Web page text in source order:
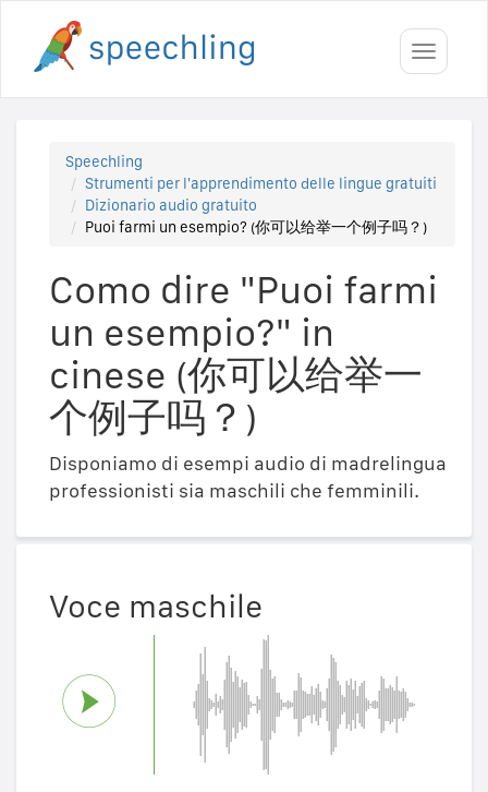
Toggle
Speechling
Strumenti per l'apprendimento delle lingue gratuiti
Dizionario audio gratuito
Puoi farmi un esempio? (你可以给举一个例子吗？)
Como dire "Puoi farmi
un esempio?" in
cinese (你可以给举一
个例子吗？)
Disponiamo di esempi audio di madrelingua
professionisti sia maschili che femminili.
Voce maschile